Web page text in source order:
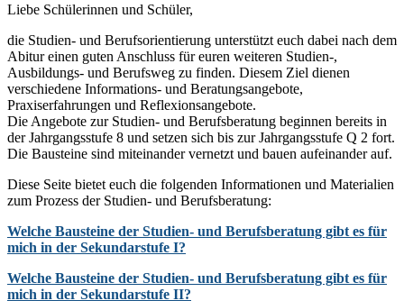
Liebe Schülerinnen und Schüler,
die Studien- und Berufsorientierung unterstützt euch dabei nach dem
Abitur einen guten Anschluss für euren weiteren Studien-,
Ausbildungs- und Berufsweg zu finden. Diesem Ziel dienen
verschiedene Informations- und Beratungsangebote,
Praxiserfahrungen und Reflexionsangebote.
Die Angebote zur Studien- und Berufsberatung beginnen bereits in
der Jahrgangsstufe 8 und setzen sich bis zur Jahrgangsstufe Q 2 fort.
Die Bausteine sind miteinander vernetzt und bauen aufeinander auf.
Diese Seite bietet euch die folgenden Informationen und Materialien
zum Prozess der Studien- und Berufsberatung:
Welche Bausteine der Studien- und Berufsberatung gibt es für
mich in der Sekundarstufe I?
Welche Bausteine der Studien- und Berufsberatung gibt es für
mich in der Sekundarstufe II?